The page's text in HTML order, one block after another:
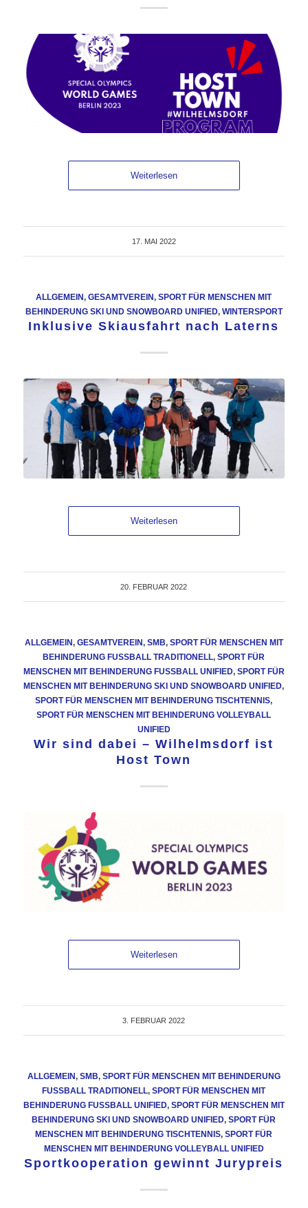
Weiterlesen
17. MAI 2022
ALLGEMEIN,GESAMTVEREIN,SPORT FÜR MENSCHEN MIT
BEHINDERUNG SKI UND SNOWBOARD UNIFIED, WINTERSPORT
Inklusive Skiausfahrt nach Laterns
Weiterlesen
20. FEBRUAR 2022
ALLGEMEIN, GESAMTVEREIN, SMB, SPORT FÜR MENSCHEN MIT
BEHINDERUNG FUSSBALL TRADITIONELL ,SPORT FÜR
MENSCHEN MIT BEHINDERUNG FUSSBALL UNIFIED
, SPORT FÜR
MENSCHEN MIT BEHINDERUNG SKI UND SNOWBOARD UNIFIED,
SPORT FÜR MENSCHEN MIT BEHINDERUNG TISCHTENNIS,
SPORT FÜR MENSCHEN MIT BEHINDERUNG VOLLEYBALL
UNIFIED
Wir sind dabei – Wilhelmsdorf ist
Host Town
Weiterlesen
3. FEBRUAR 2022
ALLGEMEIN SMB SPORT FÜR MENSCHEN MIT BEHINDERUNG
FUSSBALL TRADITIONELL
,SPORT FÜR MENSCHEN MIT
BEHINDERUNG FUSSBALL UNIFIED
, SPORT FÜR MENSCHEN MIT
BEHINDERUNG SKI UND SNOWBOARD UNIFIED ,SPORT FÜR
MENSCHEN MIT BEHINDERUNG TISCHTENNIS ,SPORT FÜR
MENSCHEN MIT BEHINDERUNG VOLLEYBALL UNIFIED
Sportkooperation gewinnt Jurypreis